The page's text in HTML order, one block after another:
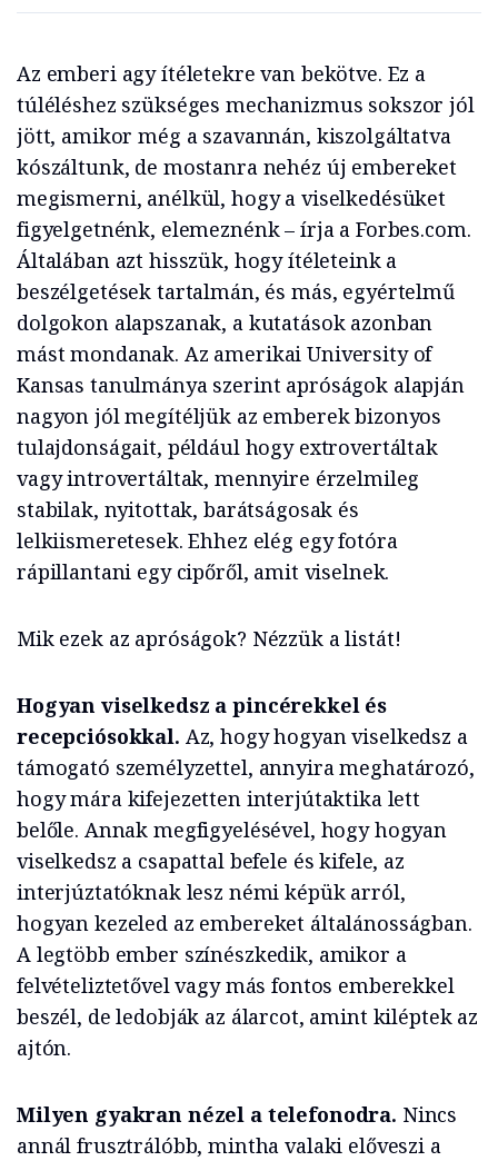
Az emberi agy ítéletekre van bekötve. Ez a
túléléshez szükséges mechanizmus sokszor jól
jött, amikor még a szavannán, kiszolgáltatva
kószáltunk, de mostanra nehéz új embereket
megismerni, anélkül, hogy a viselkedésüket
figyelgetnénk, elemeznénk – írja a Forbes.com.
Általában azt hisszük, hogy ítéleteink a
beszélgetések tartalmán, és más, egyértelmű
dolgokon alapszanak, a kutatások azonban
mást mondanak. Az amerikai University of
Kansas tanulmánya szerint apróságok alapján
nagyon jól megítéljük az emberek bizonyos
tulajdonságait, például hogy extrovertáltak
vagy introvertáltak, mennyire érzelmileg
stabilak, nyitottak, barátságosak és
lelkiismeretesek. Ehhez elég egy fotóra
rápillantani egy cipőről, amit viselnek.
Mik ezek az apróságok? Nézzük a listát!
Hogyan viselkedsz a pincérekkel és
recepciósokkal. Az, hogy hogyan viselkedsz a
támogató személyzettel, annyira meghatározó,
hogy mára kifejezetten interjútaktika lett
belőle. Annak megfigyelésével, hogy hogyan
viselkedsz a csapattal befele és kifele, az
interjúztatóknak lesz némi képük arról,
hogyan kezeled az embereket általánosságban.
A legtöbb ember színészkedik, amikor a
felvételiztetővel vagy más fontos emberekkel
beszél, de ledobják az álarcot, amint kiléptek az
ajtón.
Milyen gyakran nézel a telefonodra. Nincs
annál frusztrálóbb, mintha valaki előveszi a